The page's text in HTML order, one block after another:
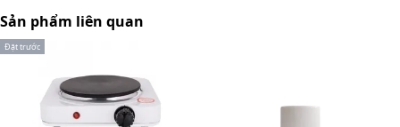
Sản phẩm liên quan
Đặt trước